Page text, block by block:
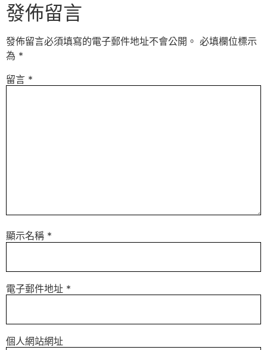
發佈留言
發佈留言必須填寫的電子郵件地址不會公開。 必填欄位標示
為 *
留言 *
顯示名稱 *
電子郵件地址 *
個人網站網址